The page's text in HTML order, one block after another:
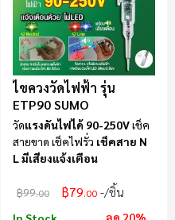
ไขควงวัดไฟฟ้า รุ่น
ETP90 SUMO
วัดแรงดันไฟได้ 90-250Vเช็ค
สายขาด เช็คไฟรั่ว เช็คสาย N
Lมีเสียงแจ้งเตือน
฿99.00 ฿79.00 /ชิ้น
ลด 20%